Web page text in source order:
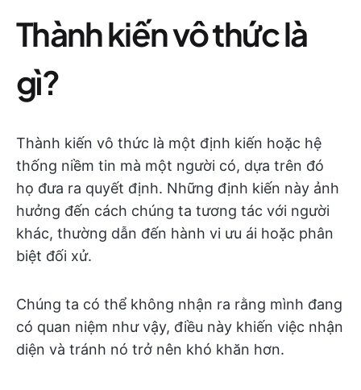
Thành kiến vô thức là
gì?
Thành kiến vô thức là một định kiến hoặc hệ
thống niềm tin mà một người có, dựa trên đó
họ đưa ra quyết định. Những định kiến này ảnh
hưởng đến cách chúng ta tương tác với người
khác, thường dẫn đến hành vi ưu ái hoặc phân
biệt đối xử.
Chúng ta có thể không nhận ra rằng mình đang
có quan niệm như vậy, điều này khiến việc nhận
diện và tránh nó trở nên khó khăn hơn.